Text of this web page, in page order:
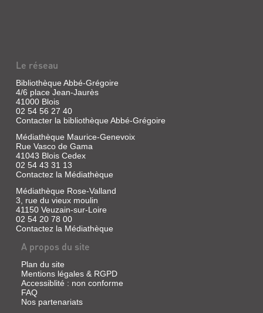
Le réseau
Bibliothèque Abbé-Grégoire
4/6 place Jean-Jaurès
41000 Blois
02 54 56 27 40
Contacter la bibliothèque Abbé-Grégoire
Médiathèque Maurice-Genevoix
Rue Vasco de Gama
41043 Blois Cedex
02 54 43 31 13
Contactez la Médiathèque
Médiathèque Rose-Valland
3, rue du vieux moulin
41150 Veuzain-sur-Loire
02 54 20 78 00
Contactez la Médiathèque
A propos du site
Plan du site
Mentions légales & RGPD
Accessiblité : non conforme
FAQ
Nos partenariats